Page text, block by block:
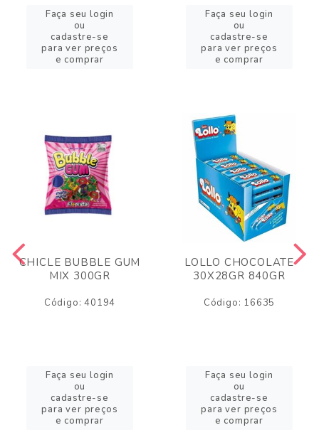
Faça seu login
ou
cadastre-se
para ver preços
e comprar
Faça seu login
ou
cadastre-se
para ver preços
e comprar
CHICLE BUBBLE GUM
MIX 300GR
Código: 40194
Faça seu login
ou
cadastre-se
para ver preços
e comprar
LOLLO CHOCOLATE
30X28GR 840GR
Código: 16635
Faça seu login
ou
cadastre-se
para ver preços
e comprar